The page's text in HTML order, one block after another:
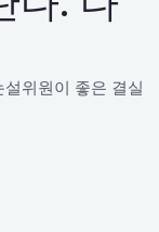
설위원이 좋은 결실